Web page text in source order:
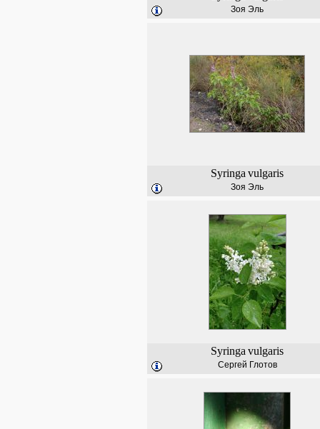
Зоя Эль
Syringa vulgaris
Зоя Эль
Syringa vulgaris
Сергей Глотов